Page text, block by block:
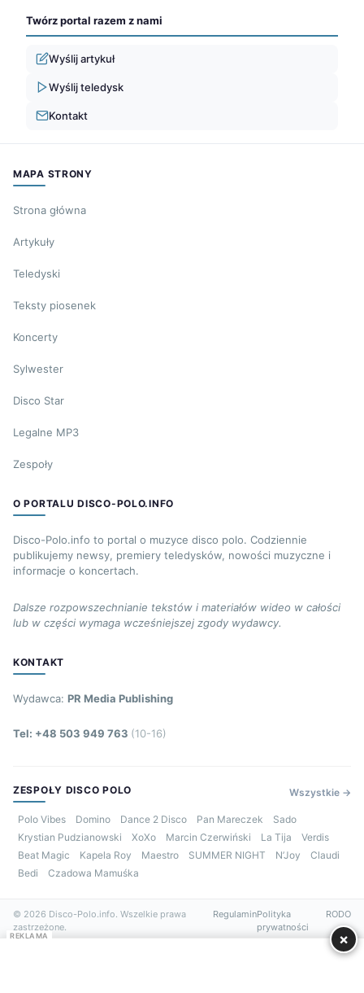
Twórz portal razem z nami
Wyślij artykuł
Wyślij teledysk
Kontakt
MAPA STRONY
Strona główna
Artykuły
Teledyski
Teksty piosenek
Koncerty
Sylwester
Disco Star
Legalne MP3
Zespoły
O PORTALU DISCO-POLO.INFO
Disco-Polo.info to portal o muzyce disco polo. Codziennie
publikujemy newsy, premiery teledysków, nowości muzyczne i
informacje o koncertach.
Dalsze rozpowszechnianie tekstów i materiałów wideo w całości
lub w części wymaga wcześniejszej zgody wydawcy.
KONTAKT
Wydawca: PR Media Publishing
Tel: +48 503 949 763 (10-16)
ZESPOŁY DISCO POLO Wszystkie →
Polo Vibes Domino Dance 2 Disco Pan Mareczek
Sado
Krystian Pudzianowski
XoXo Marcin Czerwiński La Tija
Verdis
Beat Magic
Kapela Roy Maestro SUMMER NIGHT N’Joy
Claudi
Bedi
Czadowa Mamuśka
© 2026 Disco-Polo.info. Wszelkie prawa
zastrzeżone.
RegulaminPolityka
prywatności
RODO
REKLAMA ×